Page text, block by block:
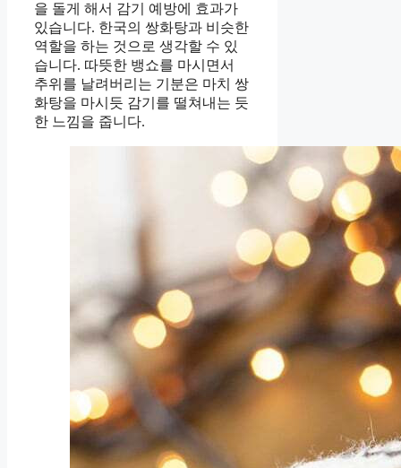
을 돌게 해서 감기 예방에 효과가
있습니다. 한국의 쌍화탕과 비슷한
역할을 하는 것으로 생각할 수 있
습니다. 따뜻한 뱅쇼를 마시면서
추위를 날려버리는 기분은 마치 쌍
화탕을 마시듯 감기를 떨쳐내는 듯
한 느낌을 줍니다.